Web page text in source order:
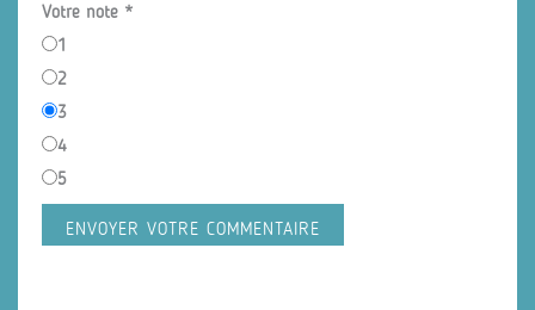
Votre note *
1
2
3
4
5